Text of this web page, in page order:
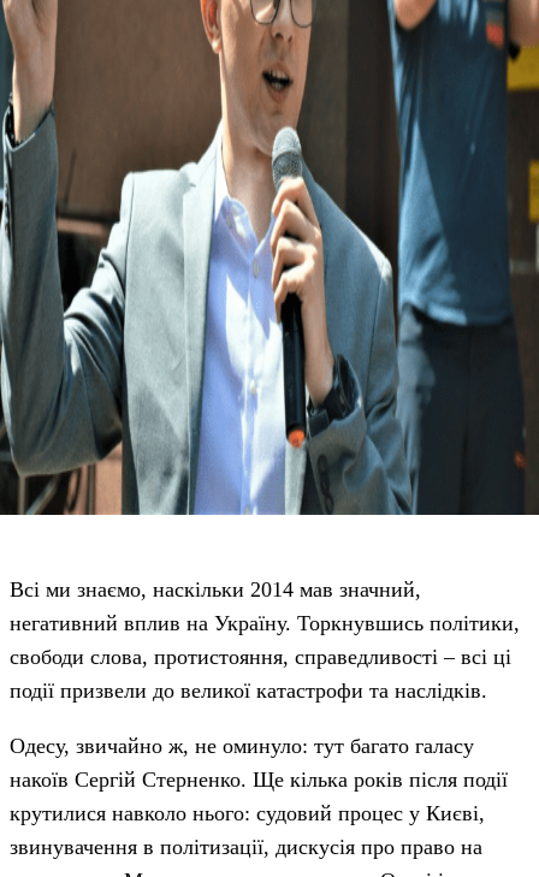
Всі ми знаємо, наскільки 2014 мав значний,
негативний вплив на Україну. Торкнувшись політики,
свободи слова, протистояння, справедливості – всі ці
події призвели до великої катастрофи та наслідків.
Одесу, звичайно ж, не оминуло: тут багато галасу
накоїв Сергій Стерненко. Ще кілька років після події
крутилися навколо нього: судовий процес у Києві,
звинувачення в політизації, дискусія про право на